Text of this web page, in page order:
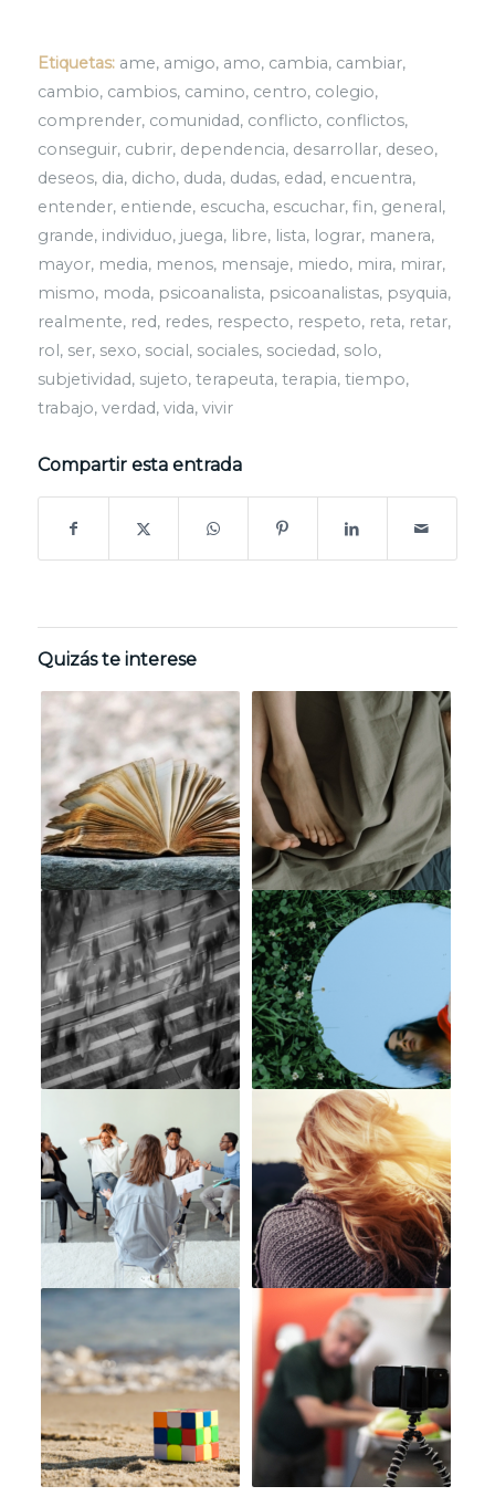
Etiquetas: ame, amigo, amo, cambia, cambiar,
cambio, cambios, camino, centro, colegio,
comprender, comunidad, conflicto, conflictos,
conseguir, cubrir, dependencia, desarrollar, deseo,
deseos, dia, dicho, duda, dudas, edad, encuentra,
entender, entiende, escucha, escuchar, fin, general ,
grande, individuo, juega, libre, lista, lograr, manera,
mayor, media, menos, mensaje, miedo, mira, mirar,
mismo, moda, psicoanalista, psicoanalistas, psyquia,
realmente, red, redes, respecto, respeto, reta, retar,
rol , ser, sexo, social , sociales, sociedad, solo,
subjetividad, sujeto, terapeuta, terapia, tiempo,
trabajo, verdad, vida, vivir
Compartir esta entrada
Quizás te interese